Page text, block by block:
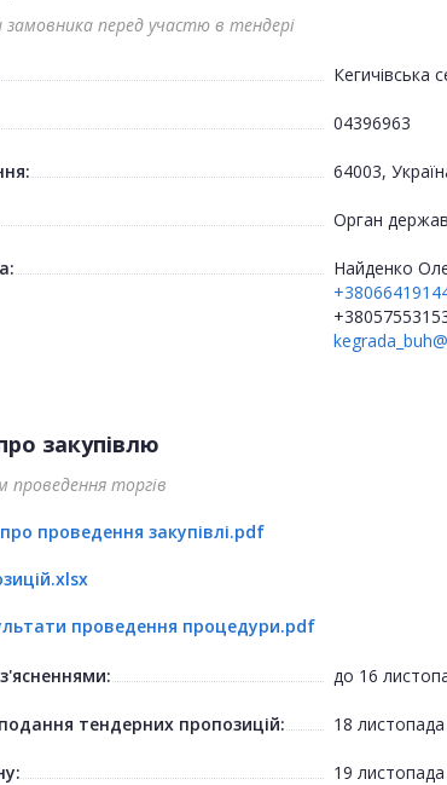
замовника перед участю в тендері
Кегичівська
04396963
64003,
Орган
Найденко
закупівлю
проведення торгів
проведення закупівлі.pdf
проведення процедури.pdf
до 16
тендерних пропозицій: 18 листопада
19 листопада